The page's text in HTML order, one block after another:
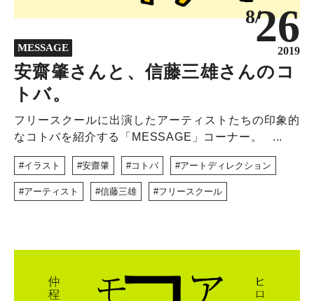
MESSAGE
8/26
2019
安齋肇さんと、信藤三雄さんのコ
トバ。
フリースクールに出演したアーティストたちの印象的
なコトバを紹介する「MESSAGE」コーナー。 ...
イラスト 安齋肇 コトバ アートディレクション
アーティスト 信藤三雄 フリースクール